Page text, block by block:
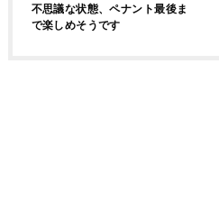
不思議な状態、ペナント最後ま
で楽しめそうです